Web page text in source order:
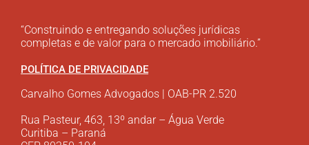
“Construindo e entregando soluções jurídicas
completas e de valor para o mercado imobiliário.”
POLÍTICA DE PRIVACIDADE
Carvalho Gomes Advogados | OAB-PR 2.520
Rua Pasteur, 463, 13º andar – Água Verde
Curitiba – Paraná